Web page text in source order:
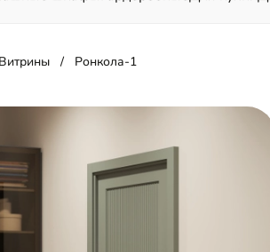
Витрины Ронкола-1